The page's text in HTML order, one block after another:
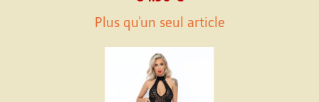
Plus qu'un seul article